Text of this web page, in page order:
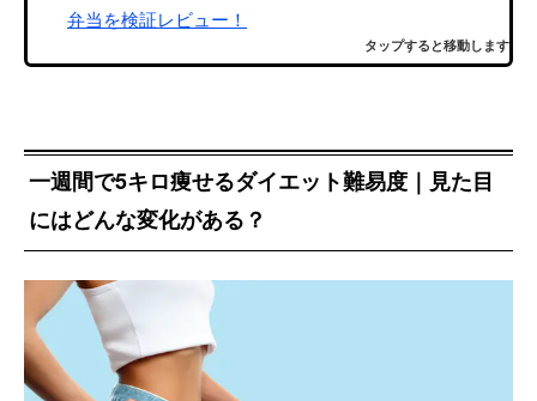
弁当を検証レビュー！
タップすると移動します
一週間で5キロ痩せるダイエット難易度｜見た目
にはどんな変化がある？